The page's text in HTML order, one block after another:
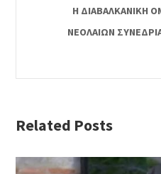
Η ΔΙΑΒΑΛΚΑΝΙΚΗ
ΝΕΟΛΑΙΩΝ
Related Posts